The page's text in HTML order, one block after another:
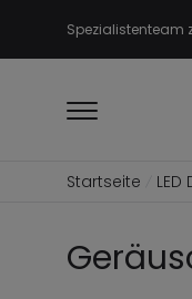
Spezialistenteam
Startseite LED